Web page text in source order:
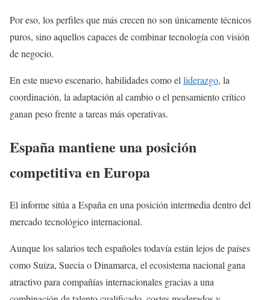
Por eso, los perfiles que más crecen no son únicamente técnicos
puros, sino aquellos capaces de combinar tecnología con visión
de negocio.
En este nuevo escenario, habilidades como el liderazgo, la
coordinación, la adaptación al cambio o el pensamiento crítico
ganan peso frente a tareas más operativas.
España mantiene una posición
competitiva en Europa
El informe sitúa a España en una posición intermedia dentro del
mercado tecnológico internacional.
Aunque los salarios tech españoles todavía están lejos de países
como Suiza, Suecia o Dinamarca, el ecosistema nacional gana
atractivo para compañías internacionales gracias a una